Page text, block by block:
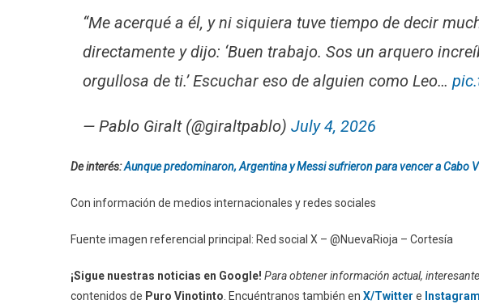
“Me acerqué a él, y ni siquiera tuve tiempo de decir
directamente y dijo: ‘Buen trabajo. Sos un arquero
orgullosa de ti.’ Escuchar eso de alguien como Leo…
— Pablo Giralt (@giraltpablo) July 4, 2026
De interés:Aunque predominaron, Argentina y Messi sufrieron para vencer a Cabo
Con información de medios internacionales y redes sociales
Fuente imagen referencial principal: Red social X – @NuevaRioja – Cortesía
¡Sigue nuestras noticias en Google! Para obtener información actual,
contenidos de Puro Vinotinto . Encuéntranos también en X/Twitter e Instagram